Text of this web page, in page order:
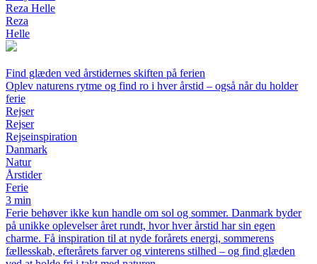
Reza Helle
Reza
Helle
Find glæden ved årstidernes skiften på ferien
Oplev naturens rytme og find ro i hver årstid – også når du holder
ferie
Rejser
Rejser
Rejseinspiration
Danmark
Natur
Årstider
Ferie
3 min
Ferie behøver ikke kun handle om sol og sommer. Danmark byder
på unikke oplevelser året rundt, hvor hver årstid har sin egen
charme. Få inspiration til at nyde forårets energi, sommerens
fællesskab, efterårets farver og vinterens stilhed – og find glæden